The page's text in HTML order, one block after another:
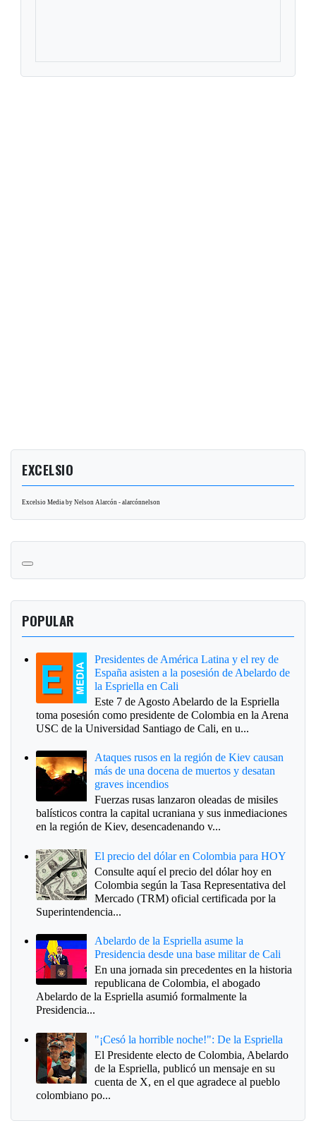
EXCELSIO
Excelsio Media by Nelson Alarcón - alarcónnelson
POPULAR
Presidentes de América Latina y el rey de
España asisten a la posesión de Abelardo de
la Espriella en Cali
Este 7 de Agosto Abelardo de la Espriella
toma posesión como presidente de Colombia en la Arena
USC de la Universidad Santiago de Cali, en u...
Ataques rusos en la región de Kiev causan
más de una docena de muertos y desatan
graves incendios
Fuerzas rusas lanzaron oleadas de misiles
balísticos contra la capital ucraniana y sus inmediaciones
en la región de Kiev, desencadenando v...
El precio del dólar en Colombia para HOY
Consulte aquí el precio del dólar hoy en
Colombia según la Tasa Representativa del
Mercado (TRM) oficial certificada por la
Superintendencia...
Abelardo de la Espriella asume la
Presidencia desde una base militar de Cali
En una jornada sin precedentes en la historia
republicana de Colombia, el abogado
Abelardo de la Espriella asumió formalmente la
Presidencia...
"¡Cesó la horrible noche!": De la Espriella
El Presidente electo de Colombia, Abelardo
de la Espriella, publicó un mensaje en su
cuenta de X, en el que agradece al pueblo
colombiano po...